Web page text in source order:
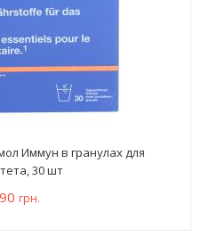
Иммун в гранулах для
30 шт
грн.